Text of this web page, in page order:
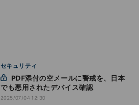
セキュリティ
でも悪用されたデバイス確認
2025/07/04 12:30